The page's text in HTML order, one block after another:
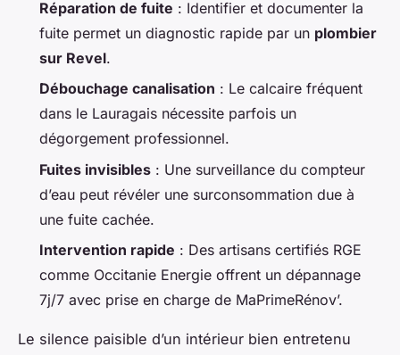
Réparation de fuite : Identifier et documenter la
fuite permet un diagnostic rapide par un plombier
sur Revel.
Débouchage canalisation : Le calcaire fréquent
dans le Lauragais nécessite parfois un
dégorgement professionnel.
Fuites invisibles : Une surveillance du compteur
d’eau peut révéler une surconsommation due à
une fuite cachée.
Intervention rapide : Des artisans certifiés RGE
comme Occitanie Energie offrent un dépannage
7j/7 avec prise en charge de MaPrimeRénov’.
Le silence paisible d’un intérieur bien entretenu